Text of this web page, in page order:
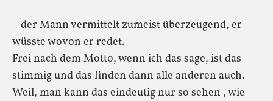
– der Mann vermittelt zumeist überzeugend, er
wüsste wovon er redet.
Frei nach dem Motto, wenn ich das sage, ist das
stimmig und das finden dann alle anderen auch.
Weil, man kann das eindeutig nur so sehen , wie